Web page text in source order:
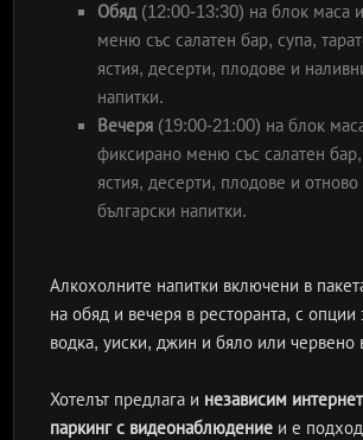
Обяд(12:00-13:30) на блок маса
меню със салатен бар, супа,
ястия, десерти, плодове и
напитки.
Вечеря (19:00-21:00) на блок
фиксирано меню със салатен
ястия, десерти, плодове и
български напитки.
Алкохолните напитки включени в
на обяд и вечеря в ресторанта, с опции
водка, уиски, джин и бяло или червено
Хотелът предлага и независим
паркинг с видеонаблюдение и е